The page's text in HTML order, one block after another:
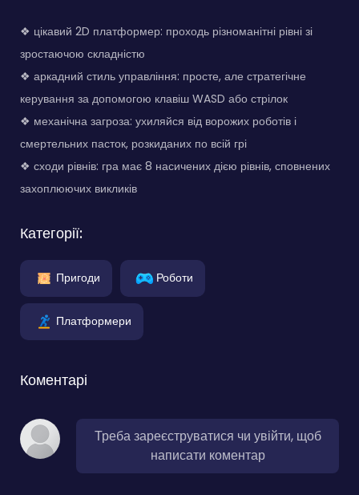
❖ цікавий 2D платформер: проходь різноманітні рівні зі
зростаючою складністю
❖ аркадний стиль управління: просте, але стратегічне
керування за допомогою клавіш WASD або стрілок
❖ механічна загроза: ухиляйся від ворожих роботів і
смертельних пасток, розкиданих по всій грі
❖ сходи рівнів: гра має 8 насичених дією рівнів, сповнених
захоплюючих викликів
Категорії:
Пригоди Роботи
Платформери
Коментарі
Треба зареєструватися чи увійти, щоб
написати коментар